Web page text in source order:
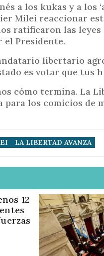
a los kukas y a los
Milei reaccionar
ratificaron las
el Presidente.
libertario
es votar que tus
cómo termina. La
para los comicios de
LA LIBERTAD AVANZA
12